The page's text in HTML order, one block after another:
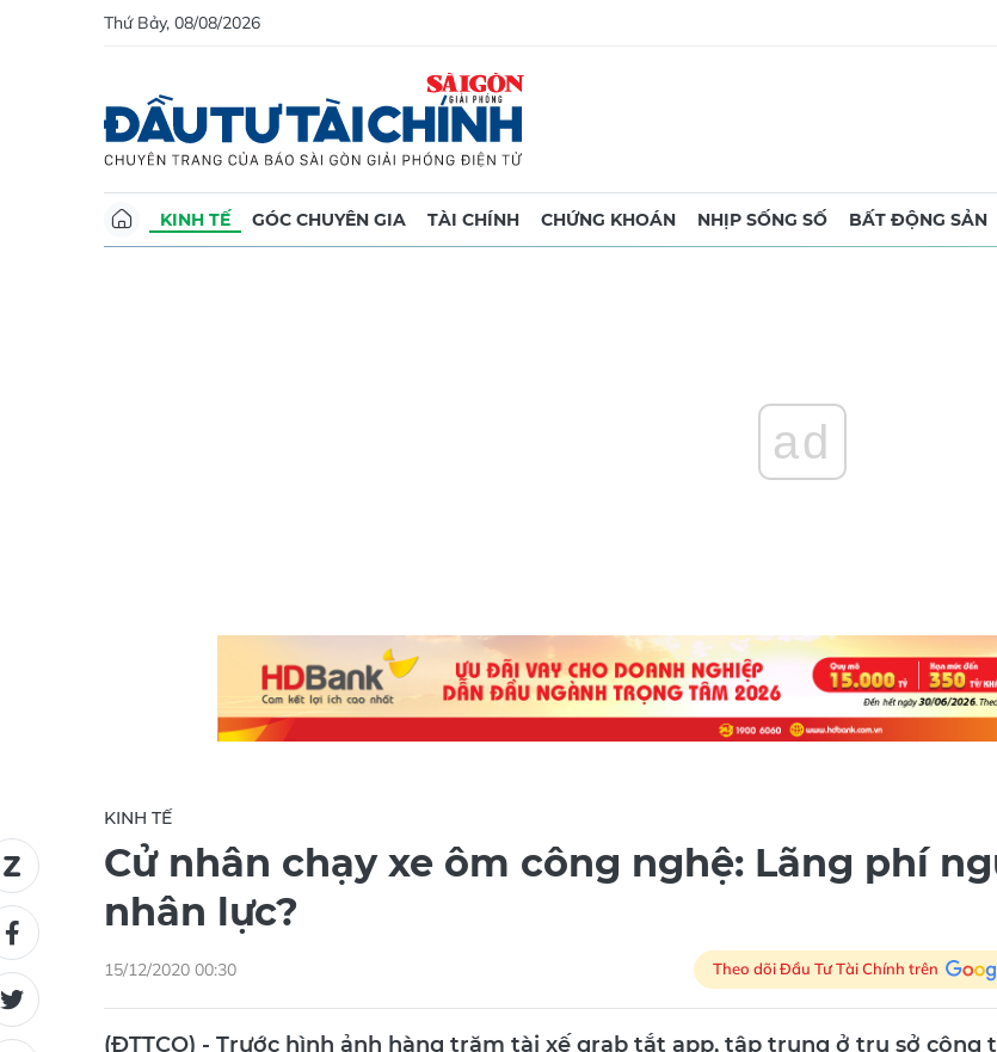
Thứ Bảy, 08/08/2026
KINH TẾ GÓC CHUYÊN GIA TÀI CHÍNH CHỨNG KHOÁN NHỊP SỐNG SỐ BẤT ĐỘNG SẢN
ad
KINH TẾ
Cử nhân chạy xe ôm công nghệ: Lãng phí
nhân lực?
15/12/2020 00:30 Theo dõi Đầu Tư Tài Chính trên
(ĐTTCO) - Trước hình ảnh hàng trăm tài xế grab tắt app, tập trung ở trụ sở công